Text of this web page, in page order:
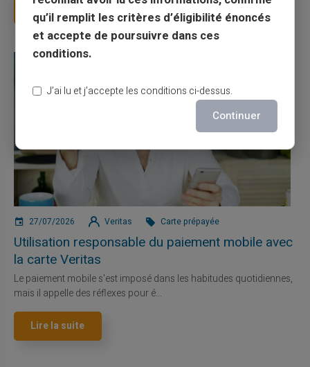
27/07/2026 Veritas Carte prépayée
Utilisation responsable du paiement mobile avec
la carte Veritas
Le paiement mobile s'est imposé dans les habitudes quotidiennes,
mais il appelle des réflexes pour é...
Lire la suite
qu’il remplit les critères d’éligibilité énoncés
et accepte de poursuivre dans ces
conditions.
J’ai lu et j’accepte les conditions ci-dessus.
Continuer